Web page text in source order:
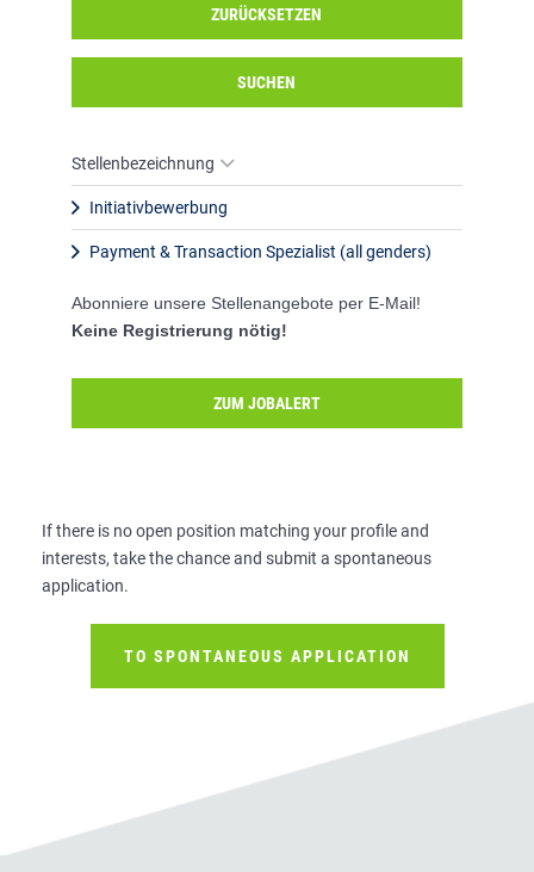
ZURÜCKSETZEN
SUCHEN
Stellenbezeichnung
Initiativbewerbung
Payment & Transaction Spezialist (all genders)
Abonniere unsere Stellenangebote per E-Mail!
Keine Registrierung nötig!
ZUM JOBALERT
If there is no open position matching your profile and
interests, take the chance and submit a spontaneous
application.
TO SPONTANEOUS APPLICATION